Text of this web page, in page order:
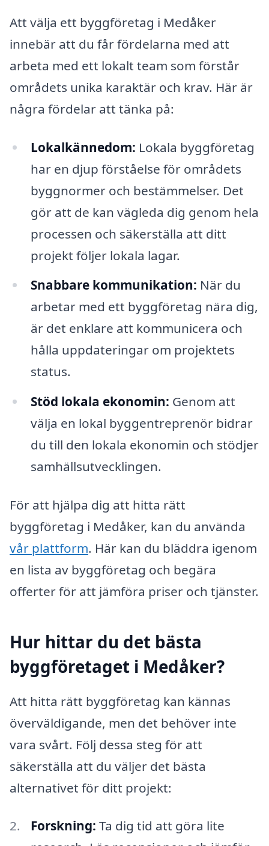
Att välja ett byggföretag i Medåker
innebär att du får fördelarna med att
arbeta med ett lokalt team som förstår
områdets unika karaktär och krav. Här är
några fördelar att tänka på:
Lokalkännedom: Lokala byggföretag
har en djup förståelse för områdets
byggnormer och bestämmelser. Det
gör att de kan vägleda dig genom hela
processen och säkerställa att ditt
projekt följer lokala lagar.
Snabbare kommunikation: När du
arbetar med ett byggföretag nära dig,
är det enklare att kommunicera och
hålla uppdateringar om projektets
status.
Stöd lokala ekonomin: Genom att
välja en lokal byggentreprenör bidrar
du till den lokala ekonomin och stödjer
samhällsutvecklingen.
För att hjälpa dig att hitta rätt
byggföretag i Medåker, kan du använda
vår plattform. Här kan du bläddra igenom
en lista av byggföretag och begära
offerter för att jämföra priser och tjänster.
Hur hittar du det bästa
byggföretaget i Medåker?
Att hitta rätt byggföretag kan kännas
överväldigande, men det behöver inte
vara svårt. Följ dessa steg för att
säkerställa att du väljer det bästa
alternativet för ditt projekt:
Forskning: Ta dig tid att göra lite